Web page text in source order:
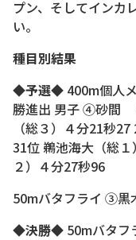
プン、そしてインカ
い。
種目別結果
◆予選◆ 400m個人
勝進出 男子 ④砂間
（総３）４分21秒
31位 鵜池海大（総
２）４分27秒96
50mバタフライ ③
◆決勝◆ 50mバタ